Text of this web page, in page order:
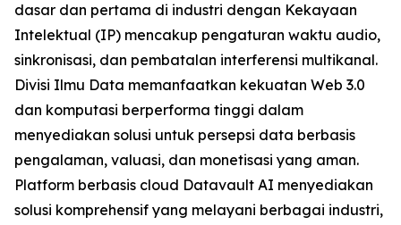
dasar dan pertama di industri dengan Kekayaan
Intelektual (IP) mencakup pengaturan waktu audio,
sinkronisasi, dan pembatalan interferensi multikanal.
Divisi Ilmu Data memanfaatkan kekuatan Web 3.0
dan komputasi berperforma tinggi dalam
menyediakan solusi untuk persepsi data berbasis
pengalaman, valuasi, dan monetisasi yang aman.
Platform berbasis cloud Datavault AI menyediakan
solusi komprehensif yang melayani berbagai industri,